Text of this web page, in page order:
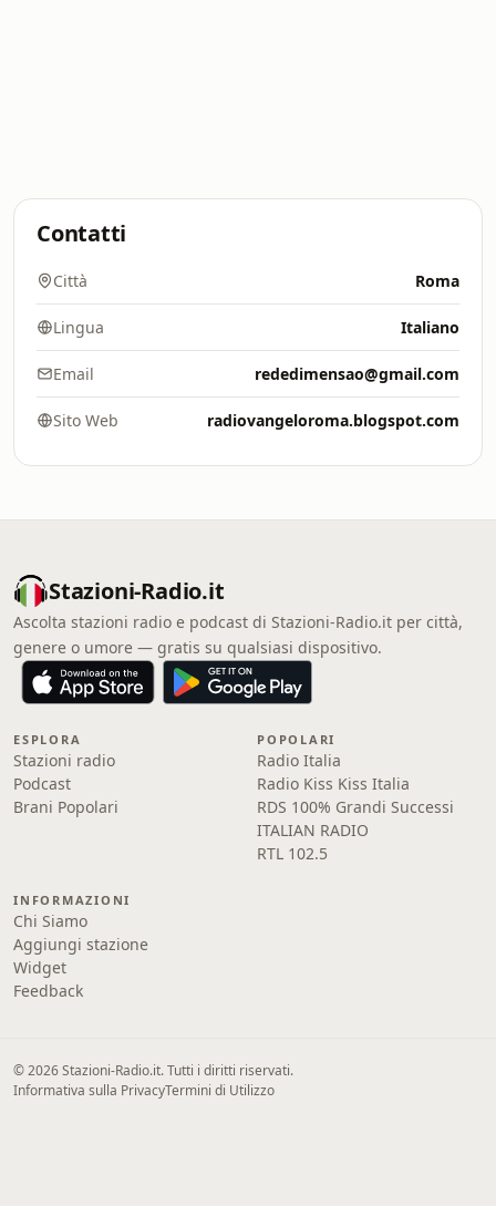
Contatti
Città Roma
Lingua Italiano
Email rededimensao@gmail.com
Sito Web radiovangeloroma.blogspot.com
Stazioni-Radio.it
Ascolta stazioni radio e podcast di Stazioni-Radio.it per città,
genere o umore — gratis su qualsiasi dispositivo.
ESPLORA
Stazioni radio
Podcast
Brani Popolari
POPOLARI
Radio Italia
Radio Kiss Kiss Italia
RDS 100% Grandi Successi
ITALIAN RADIO
RTL 102.5
INFORMAZIONI
Chi Siamo
Aggiungi stazione
Widget
Feedback
© 2026 Stazioni-Radio.it. Tutti i diritti riservati.
Informativa sulla PrivacyTermini di Utilizzo